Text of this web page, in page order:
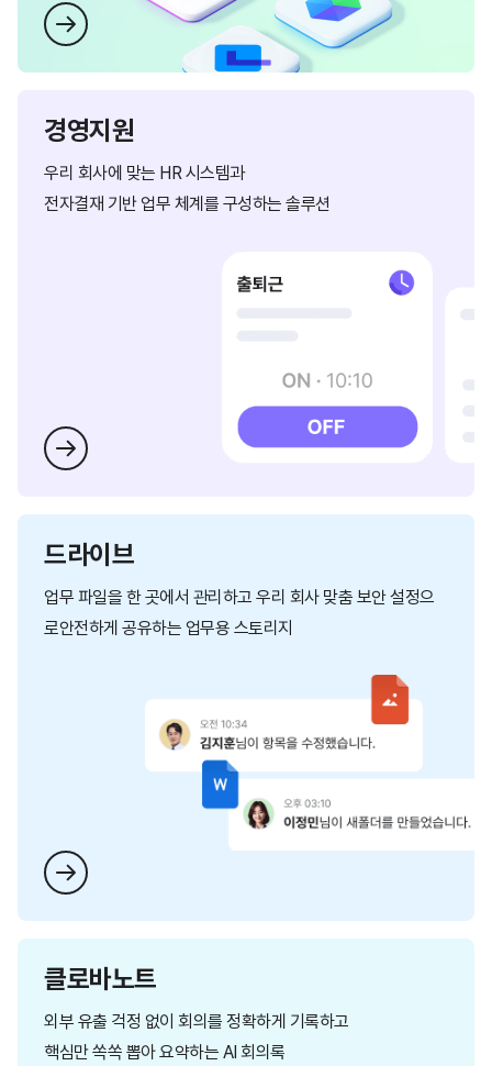
경영지원
우리 회사에 맞는 HR 시스템과
전자결재 기반 업무 체계를 구성하는 솔루션
드라이브
업무 파일을 한 곳에서 관리하고 우리 회사 맞춤 보안 설정으
로안전하게 공유하는 업무용 스토리지
클로바노트
외부 유출 걱정 없이 회의를 정확하게 기록하고
핵심만 쏙쏙 뽑아 요약하는 AI 회의록